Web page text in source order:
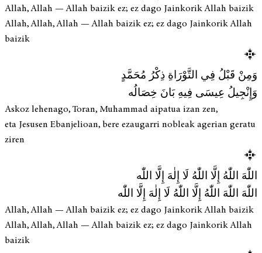
Allah, Allah — Allah baizik ez; ez dago Jainkorik Allah baizik
Allah, Allah, Allah — Allah baizik ez; ez dago Jainkorik Allah
baizik
وَمِنْ قَبْلُ فِي التَّوْرَاةِ ذِكْرُ مُحَمَّدٍ
وَإِنْجِيلُ عِيسَى فِيهِ بَانَ خِصَالُه
Askoz lehenago, Toran, Muhammad aipatua izan zen,
eta Jesusen Ebanjelioan, bere ezaugarri nobleak agerian geratu
ziren
اللّٰهَ اللّٰهُ إِلَّا اللّٰهُ لَا إِلٰهَ إِلَّا اللّٰه
اللّٰهَ اللّٰهَ اللّٰهُ إِلَّا اللّٰهُ لَا إِلٰهَ إِلَّا اللّٰه
Allah, Allah — Allah baizik ez; ez dago Jainkorik Allah baizik
Allah, Allah, Allah — Allah baizik ez; ez dago Jainkorik Allah
baizik